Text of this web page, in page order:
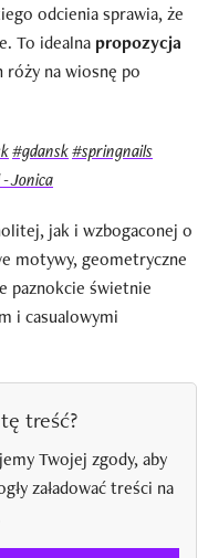
odcienia sprawia, że
To idealna propozycja
róży na wiosnę po
#gdansk#springnails
Jonica
jak i wzbogaconej o
motywy, geometryczne
paznokcie świetnie
i casualowymi
treść?
Twojej zgody, aby
załadować treści na